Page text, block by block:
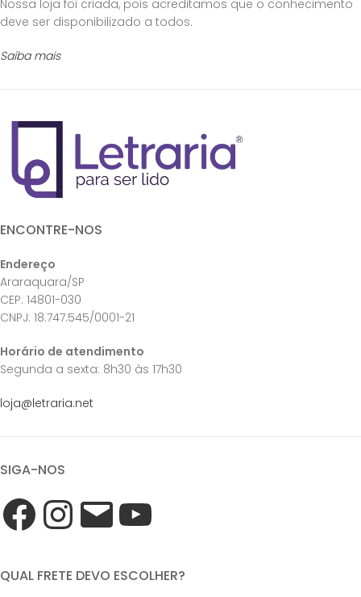
Nossa loja foi criada, pois acreditamos que o conhecimento
deve ser disponibilizado a todos.
Saiba mais
ENCONTRE-NOS
Endereço
Araraquara/SP
CEP: 14801-030
CNPJ: 18.747.545/0001-21
Horário de atendimento
Segunda a sexta: 8h30 às 17h30
loja@letraria.net
SIGA-NOS
QUAL FRETE DEVO ESCOLHER?